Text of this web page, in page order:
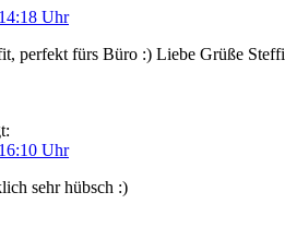
Uhr
perfekt fürs Büro :) Liebe Grüße Steffi
Uhr
sehr hübsch :)